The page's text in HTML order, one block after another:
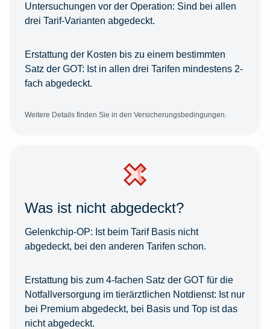
Untersuchungen vor der Operation: Sind bei allen
drei Tarif-Varianten abgedeckt.
Erstattung der Kosten bis zu einem bestimmten
Satz der GOT: Ist in allen drei Tarifen mindestens 2-
fach abgedeckt.
Weitere Details finden Sie in den Versicherungsbedingungen.
Was ist nicht abgedeckt?
Gelenkchip-OP: Ist beim Tarif Basis nicht
abgedeckt, bei den anderen Tarifen schon.
Erstattung bis zum 4-fachen Satz der GOT für die
Notfallversorgung im tierärztlichen Notdienst: Ist nur
bei Premium abgedeckt, bei Basis und Top ist das
nicht abgedeckt.